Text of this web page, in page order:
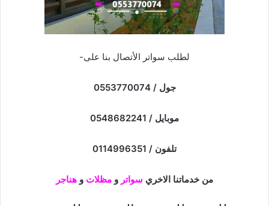
لطلب سواتر الأتصال بنا على-
جول / 0553770074
موبايل / 0548682241
تلفون / 0114996351
من خدماتنا الاخري سواتر و مظلات و هناجر